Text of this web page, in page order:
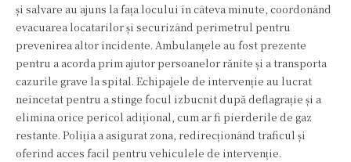
și salvare au ajuns la fața locului în câteva minute, coordonând
evacuarea locatarilor și securizând perimetrul pentru
prevenirea altor incidente. Ambulanțele au fost prezente
pentru a acorda prim ajutor persoanelor rănite și a transporta
cazurile grave la spital. Echipajele de intervenție au lucrat
neîncetat pentru a stinge focul izbucnit după deflagrație și a
elimina orice pericol adițional, cum ar fi pierderile de gaz
restante. Poliția a asigurat zona, redirecționând traficul și
oferind acces facil pentru vehiculele de intervenție.